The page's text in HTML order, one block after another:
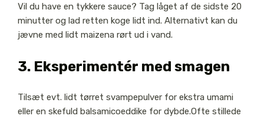
Vil du have en tykkere sauce? Tag låget af de sidste 20
minutter og lad retten koge lidt ind. Alternativt kan du
jævne med lidt maizena rørt ud i vand.
3. Eksperimentér med smagen
Tilsæt evt. lidt tørret svampepulver for ekstra umami
eller en skefuld balsamicoeddike for dybde.Ofte stillede